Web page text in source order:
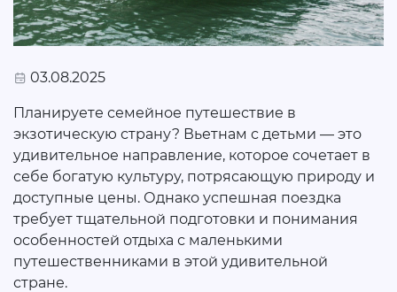
03.08.2025
Планируете семейное путешествие в
экзотическую страну? Вьетнам с детьми — это
удивительное направление, которое сочетает в
себе богатую культуру, потрясающую природу и
доступные цены. Однако успешная поездка
требует тщательной подготовки и понимания
особенностей отдыха с маленькими
путешественниками в этой удивительной
стране.